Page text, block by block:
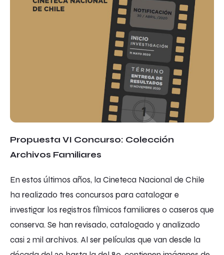
Propuesta VI Concurso: Colección
Archivos Familiares
En estos últimos años, la Cineteca Nacional de Chile
ha realizado tres concursos para catalogar e
investigar los registros fílmicos familiares o caseros que
conserva. Se han revisado, catalogado y analizado
casi 2 mil archivos. Al ser películas que van desde la